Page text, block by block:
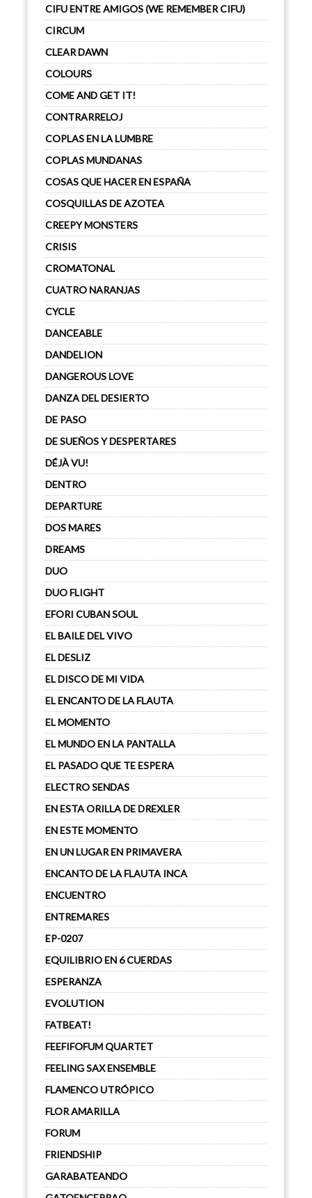
CIFU ENTRE AMIGOS (WE REMEMBER CIFU)
CIRCUM
CLEAR DAWN
COLOURS
COME AND GET IT!
CONTRARRELOJ
COPLAS EN LA LUMBRE
COPLAS MUNDANAS
COSAS QUE HACER EN ESPAÑA
COSQUILLAS DE AZOTEA
CREEPY MONSTERS
CRISIS
CROMATONAL
CUATRO NARANJAS
CYCLE
DANCEABLE
DANDELION
DANGEROUS LOVE
DANZA DEL DESIERTO
DE PASO
DE SUEÑOS Y DESPERTARES
DÉJÀ VU!
DENTRO
DEPARTURE
DOS MARES
DREAMS
DUO
DUO FLIGHT
EFORI CUBAN SOUL
EL BAILE DEL VIVO
EL DESLIZ
EL DISCO DE MI VIDA
EL ENCANTO DE LA FLAUTA
EL MOMENTO
EL MUNDO EN LA PANTALLA
EL PASADO QUE TE ESPERA
ELECTRO SENDAS
EN ESTA ORILLA DE DREXLER
EN ESTE MOMENTO
EN UN LUGAR EN PRIMAVERA
ENCANTO DE LA FLAUTA INCA
ENCUENTRO
ENTREMARES
EP-0207
EQUILIBRIO EN 6 CUERDAS
ESPERANZA
EVOLUTION
FATBEAT!
FEEFIFOFUM QUARTET
FEELING SAX ENSEMBLE
FLAMENCO UTRÓPICO
FLOR AMARILLA
FORUM
FRIENDSHIP
GARABATEANDO